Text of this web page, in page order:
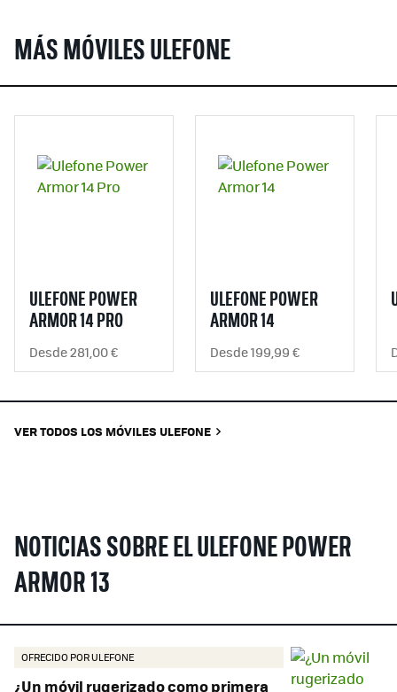
MÁS MÓVILES ULEFONE
ULEFONE POWER
ARMOR 14 PRO
Desde 281,00 €
ULEFONE POWER
ARMOR 14
Desde 199,99 €
VER TODOS LOS MÓVILES ULEFONE
NOTICIAS SOBRE EL ULEFONE POWER
ARMOR 13
OFRECIDO POR ULEFONE
¿Un móvil rugerizado como primera